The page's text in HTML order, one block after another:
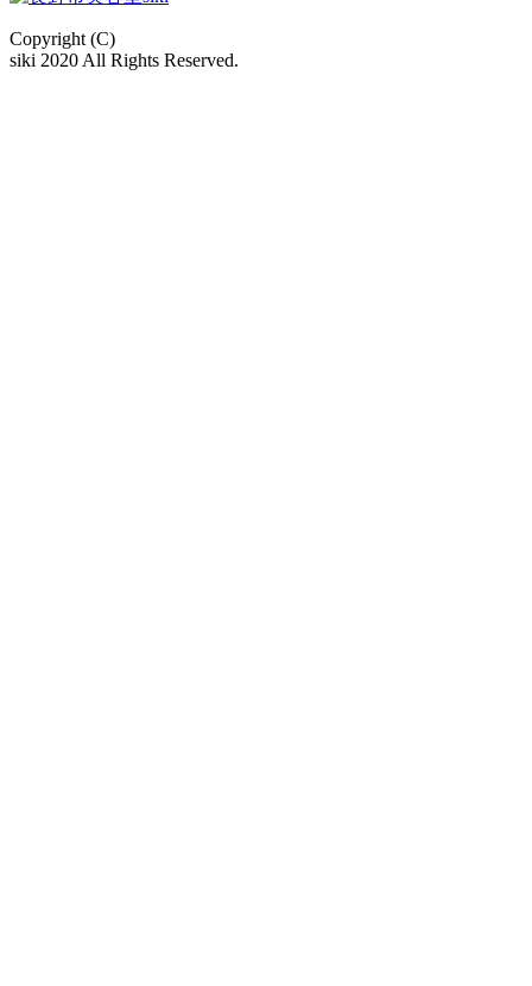
Copyright (C)
siki 2020 All Rights Reserved.